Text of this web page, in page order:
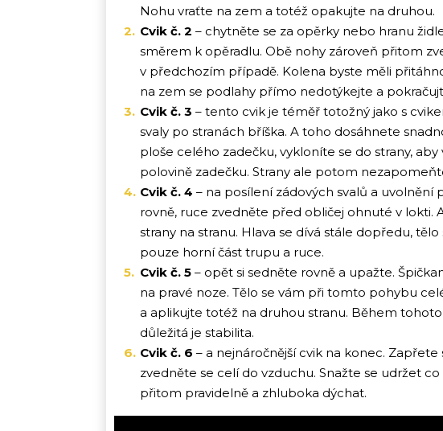
Nohu vraťte na zem a totéž opakujte na druhou.
Cvik č. 2 – chytněte se za opěrky nebo hranu
směrem k opěradlu. Obě nohy zároveň přitom
v předchozím případě. Kolena byste měli
na zem se podlahy přímo nedotýkejte a
Cvik č. 3 – tento cvik je téměř totožný jako s
svaly po stranách bříška. A toho dosáhnete
ploše celého zadečku, vykloníte se do strany,
polovině zadečku. Strany ale potom
Cvik č. 4 – na posílení zádových svalů a
rovně, ruce zvedněte před obličej ohnuté v lokti.
strany na stranu. Hlava se dívá stále dopředu,
pouze horní část trupu a ruce.
Cvik č. 5 – opět si sedněte rovně a upažte.
na pravé noze. Tělo se vám při tomto pohybu
a aplikujte totéž na druhou stranu. Během
důležitá je stabilita.
Cvik č. 6 – a nejnáročnější cvik na konec.
zvedněte se celí do vzduchu. Snažte se udržet
přitom pravidelně a zhluboka dýchat.